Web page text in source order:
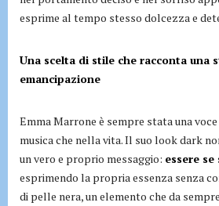
esprime al tempo stesso dolcezza e
Una scelta di stile che racconta una
emancipazione
Emma Marrone è sempre stata una
musica che nella vita. Il suo look dark
un vero e proprio messaggio: essere
esprimendo la propria essenza senza
di pelle nera, un elemento che da